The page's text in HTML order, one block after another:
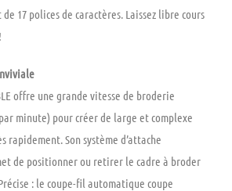
17 polices de caractères. Laissez libre cours
offre une grande vitesse de broderie
minute) pour créer de large et complexe
Son système d’attache
de positionner ou retirer le cadre à broder
: le coupe-fil automatique coupe